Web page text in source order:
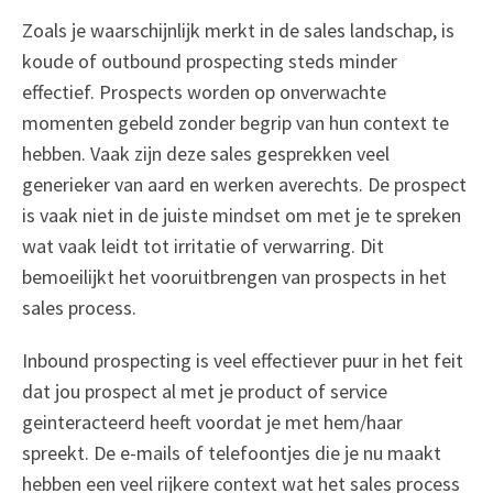
Zoals je waarschijnlijk merkt in de sales landschap, is
koude of outbound prospecting steds minder
effectief. Prospects worden op onverwachte
momenten gebeld zonder begrip van hun context te
hebben. Vaak zijn deze sales gesprekken veel
generieker van aard en werken averechts. De prospect
is vaak niet in de juiste mindset om met je te spreken
wat vaak leidt tot irritatie of verwarring. Dit
bemoeilijkt het vooruitbrengen van prospects in het
sales process.
Inbound prospecting is veel effectiever puur in het feit
dat jou prospect al met je product of service
geinteracteerd heeft voordat je met hem/haar
spreekt. De e-mails of telefoontjes die je nu maakt
hebben een veel rijkere context wat het sales process